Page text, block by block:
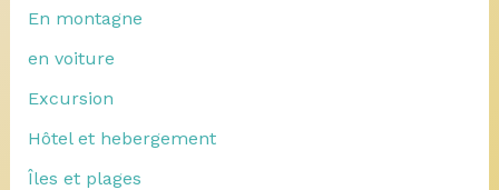
En montagne
en voiture
Excursion
Hôtel et hebergement
Îles et plages